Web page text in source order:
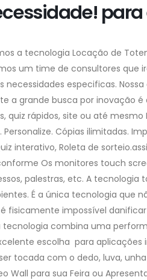
para
a tecnologia Locação de
um time de consultores que
necessidades especificas.
a grande busca por inovação
quiz rápidos, site ou até
Personalize. Cópias ilimitadas.
interativo, Roleta de
Os monitores touch
palestras, etc. A
É a única tecnologia que
fisicamente impossível
tecnologia combina uma
escolha para aplicações
tocada com o dedo, luva,
Wall para sua Feira ou